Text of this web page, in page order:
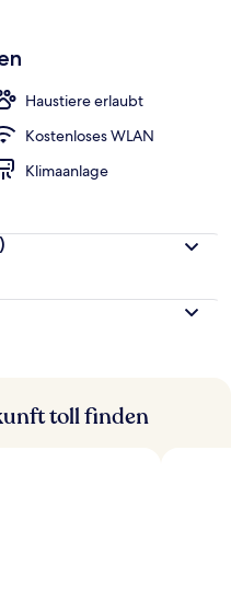
Haustiere erlaubt
Kostenloses WLAN
Klimaanlage
toll finden